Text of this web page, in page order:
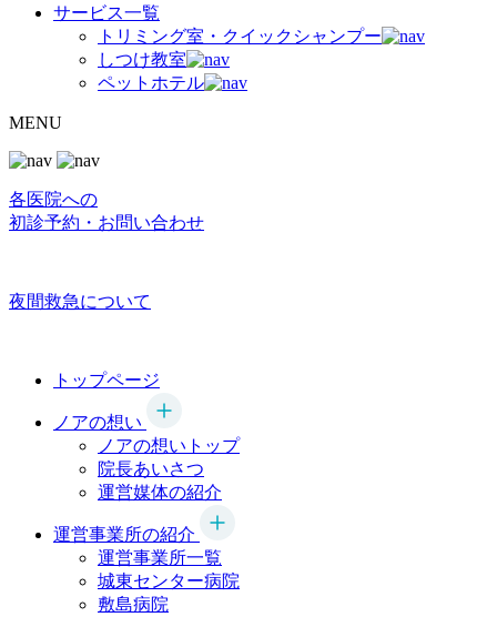
サービス一覧
トリミング室・クイックシャンプー
しつけ教室
ペットホテル
MENU
各医院への
初診予約・お問い合わせ
夜間救急について
トップページ
ノアの想い
ノアの想いトップ
院長あいさつ
運営媒体の紹介
運営事業所の紹介
運営事業所一覧
城東センター病院
敷島病院